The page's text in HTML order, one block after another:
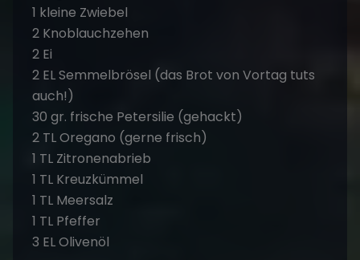
1 TL Pfeffer
3 EL Olivenöl
Ihr beginnt damit, die Zwiebel
möglich!)in kleine Würfel zuschneiden und
anzuschwitzen. Hackt den Knoblauch und die
frischen Kräuter fein. Diese verknetet Ihr im
Anschluss in einer großen Schüssel mit dem
Hackfleisch, den Zwiebeln, zwei Eiern und den
Semmelbröseln. Würzt die Hackmasse mit
Kreuzkümmel, Salz, Pfeffer und dem